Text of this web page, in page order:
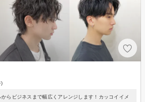
らビジネスまで幅広くアレンジします！カッコイイメ